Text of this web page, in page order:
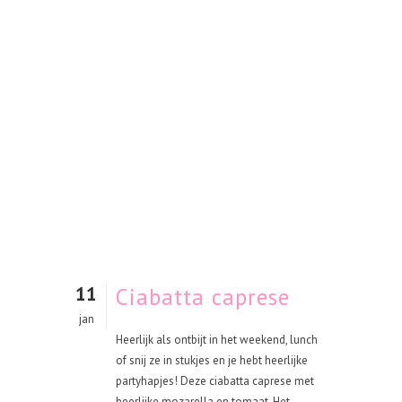
11
jan
Ciabatta caprese
Heerlijk als ontbijt in het weekend, lunch
of snij ze in stukjes en je hebt heerlijke
partyhapjes! Deze ciabatta caprese met